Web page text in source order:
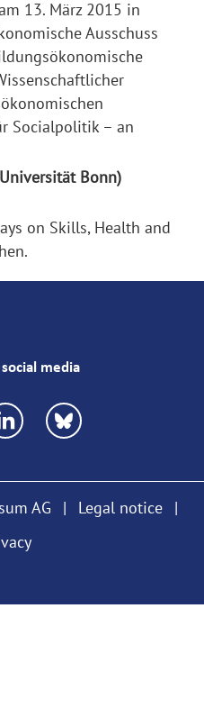
13. März 2015 in
Ausschuss
Socialpolitik – an
Bonn)
on Skills, Health and
media
AG | Legal notice
|